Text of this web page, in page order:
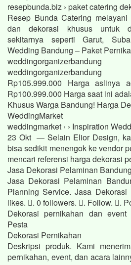
resepbunda.biz › paket catering
Resep Bunda Catering
dan dekorasi khusus untuk
sekitarnya seperti Garut,
Wedding Bandung – Paket
weddingorganizerbandung
weddingorganizerbandung
Rp105.999.000 Harga aslinya
Rp100.999.000 Harga saat ini
Khusus Warga Bandung! Harga
WeddingMarket
weddingmarket › › Inspiration
23 Okt — Selain Elior Design,
bisa sedikit menengok ke vendor
mencari referensi harga dekorasi
Jasa Dekorasi Pelaminan Bandung
Jasa Dekorasi Pelaminan
Planning Service. Jasa
likes. 󱞋. 0 followers. 󱙶. Follow. 󰟝.
Dekorasi pernikahan dan
Pesta
Dekorasi Pernikahan
Deskripsi produk. Kami
pernikahan, event, dan acara